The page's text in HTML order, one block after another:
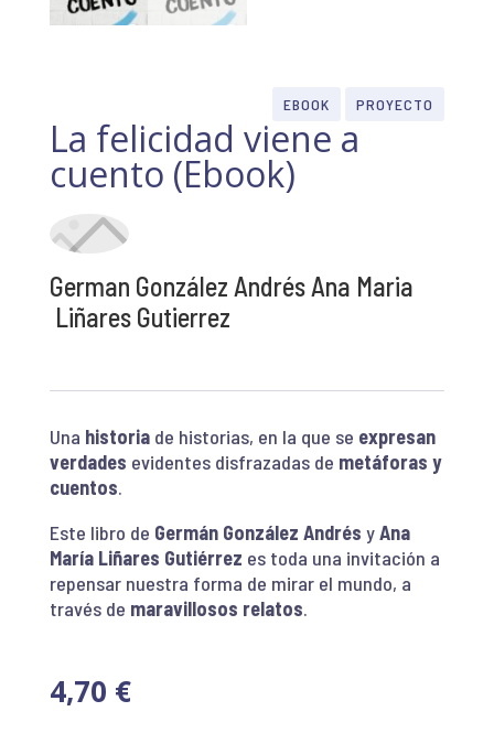
EBOOK PROYECTO
La felicidad viene a
cuento (Ebook)
German González Andrés Ana Maria
Liñares Gutierrez
Una historiade historias, en la que se expresan
verdades evidentes disfrazadas de metáforas y
cuentos.
Este libro de Germán González Andrés yAna
María Liñares Gutiérrez es toda una invitación a
repensar nuestra forma de mirar el mundo, a
través de maravillosos relatos.
4,70 €